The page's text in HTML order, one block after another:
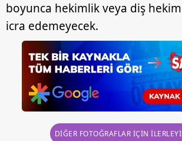
boyunca hekimlik veya diş
icra edemeyecek.
DİĞER FOTOĞRAFLAR İÇİN